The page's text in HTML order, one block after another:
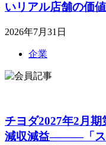
いリアル店舗の価
2026年7月31日
企業
チヨダ2027年2月
減収減益―――「ス